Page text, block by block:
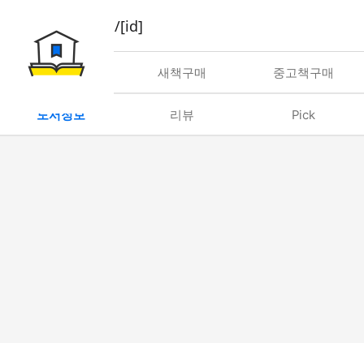
book/rent/[id]
대여 새책구매 중고책구매
도서정보 리뷰 Pick